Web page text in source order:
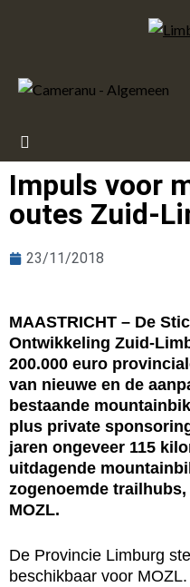
Im­puls voor
ou­tes Zuid-
23/11/2018
MAASTRICHT – De
Ontwikkeling Zuid-
200.000 euro
van nieuwe en de
bestaande
plus private
jaren ongeveer 115
uitdagende
zogenoemde
MOZL.
De Provincie Limburg
beschikbaar voor